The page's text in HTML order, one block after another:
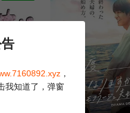
，
我知道了，弹窗